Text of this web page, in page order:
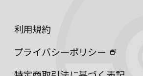
利用規約
プライバシーポリシー